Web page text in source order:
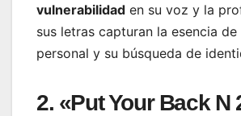
vulnerabilidad en su voz y la
sus letras capturan la esencia de
personal y su búsqueda de
2. «Put Your Back N